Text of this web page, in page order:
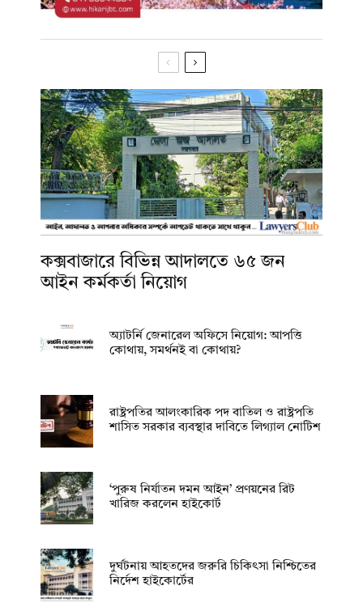
কক্সবাজারে বিভিন্ন আদালতে ৬৫ জন
আইন কর্মকর্তা নিয়োগ
অ্যাটর্নি জেনারেল অফিসে নিয়োগ: আপত্তি
কোথায়, সমর্থনই বা কোথায়?
রাষ্ট্রপতির আলংকারিক পদ বাতিল ও রাষ্ট্রপতি
শাসিত সরকার ব্যবস্থার দাবিতে লিগ্যাল নোটিশ
‘পুরুষ নির্যাতন দমন আইন’ প্রণয়নের রিট
খারিজ করলেন হাইকোর্ট
দুর্ঘটনায় আহতদের জরুরি চিকিৎসা নিশ্চিতের
নির্দেশ হাইকোর্টের